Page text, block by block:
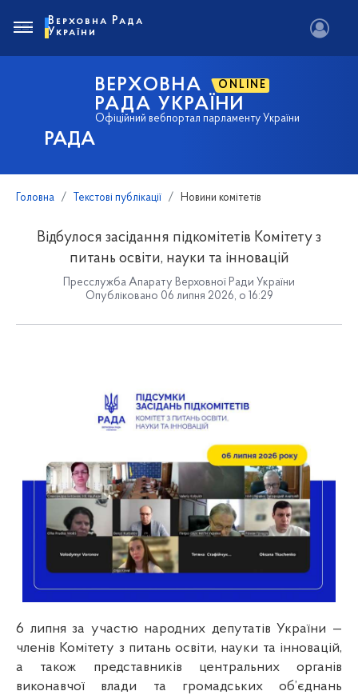
РАДА
ВЕРХОВНА ONLINE
РАДА УКРАЇНИ
Офіційний вебпортал парламенту України
Верховна Рада
України
Головна Текстові публікації Новини комітетів
Відбулося засідання підкомітетів Комітету з
питань освіти, науки та інновацій
Пресслужба Апарату Верховної Ради України
Опубліковано 06 липня 2026, о 16:29
6 липня за участю народних депутатів України —
членів Комітету з питань освіти, науки та інновацій,
а також представників центральних органів
виконавчої влади та громадських об’єднань